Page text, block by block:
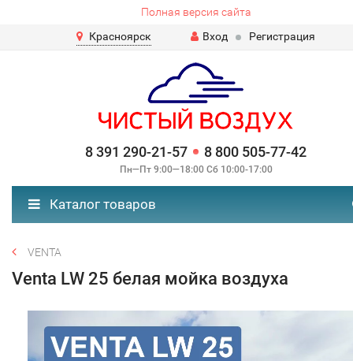
Полная версия сайта
Красноярск
Вход Регистрация
8 391 290-21-57 8 800 505-77-42
Пн—Пт 9:00—18:00 Сб 10:00-17:00
Каталог товаров
VENTA
Venta LW 25 белая мойка воздуха